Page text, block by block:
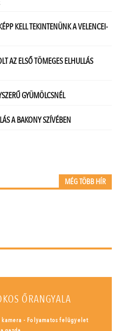
MÉG TÖBB HÍR
ŐRANGYALA
- Folyamatos felügyelet